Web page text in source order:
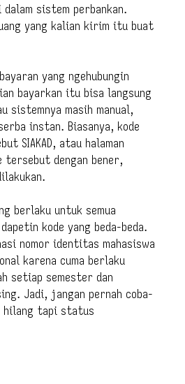
sistem perbankan.
yang kalian kirim itu buat
yang ngehubungin
bayarkan itu bisa langsung
sistemnya masih manual,
instan. Biasanya, kode
SIAKAD, atau halaman
tersebut dengan bener,
berlaku untuk semua
kode yang beda-beda.
nomor identitas mahasiswa
karena cuma berlaku
setiap semester dan
Jadi, jangan pernah coba-
hilang tapi status